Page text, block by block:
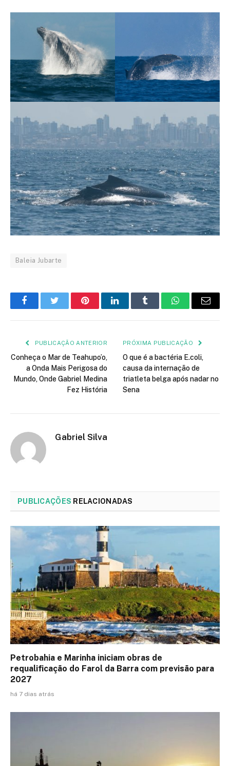
Baleia Jubarte
FacebookTwitter PinterestLinkedInTumblr WhatsApp
E-
PUBLICAÇÃO ANTERIOR
Conheça o Mar de Teahupo’o,
a Onda Mais Perigosa do
Mundo, Onde Gabriel Medina
Fez História
PRÓXIMA PUBLICAÇÃO
O que é a bactéria E.coli,
causa da internação de
triatleta belga após nadar no
Sena
Gabriel Silva
PUBLICAÇÕES RELACIONADAS
Petrobahia e Marinha iniciam obras de
requalificação do Farol da Barra com previsão para
2027
há 7 dias atrás